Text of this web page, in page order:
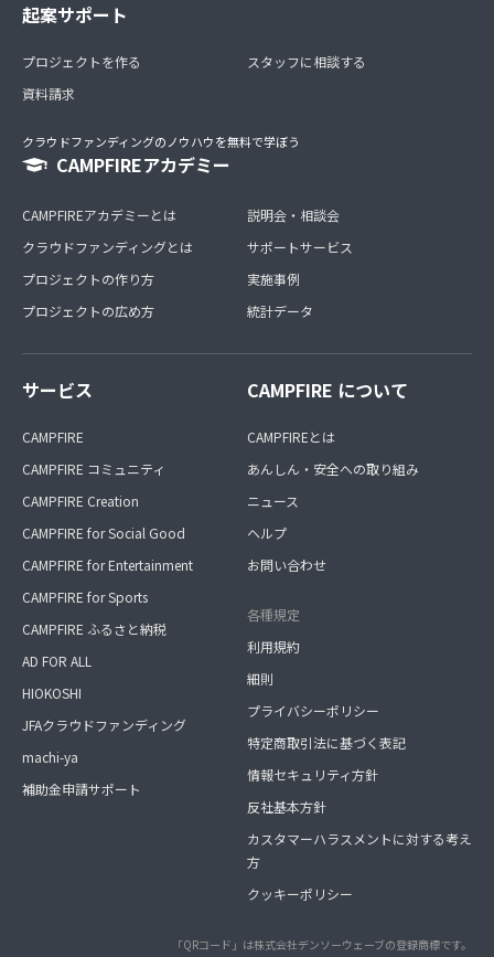
起案サポート
プロジェクトを作る
資料請求
スタッフに相談する
クラウドファンディングのノウハウを無料で学ぼう
CAMPFIREアカデミー
CAMPFIREアカデミーとは
クラウドファンディングとは
プロジェクトの作り方
プロジェクトの広め方
説明会・相談会
サポートサービス
実施事例
統計データ
サービス
CAMPFIRE
CAMPFIRE コミュニティ
CAMPFIRE Creation
CAMPFIRE for Social Good
CAMPFIRE for Entertainment
CAMPFIRE for Sports
CAMPFIRE ふるさと納税
AD FOR ALL
HIOKOSHI
JFAクラウドファンディング
machi-ya
補助金申請サポート
CAMPFIRE について
CAMPFIREとは
あんしん・安全への取り組み
ニュース
ヘルプ
お問い合わせ
各種規定
利用規約
細則
プライバシーポリシー
特定商取引法に基づく表記
情報セキュリティ方針
反社基本方針
カスタマーハラスメントに対する考え
方
クッキーポリシー
「QRコード」は株式会社デンソーウェーブの登録商標です。